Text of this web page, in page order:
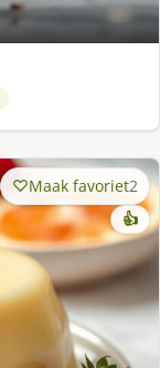
Maak favoriet2
👍